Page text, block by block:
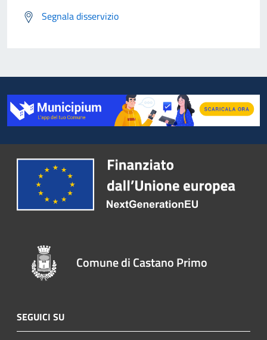
Segnala disservizio
Comune di Castano Primo
SEGUICI SU